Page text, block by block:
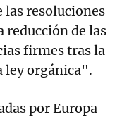
resoluciones
reducción de las
firmes tras la
ley orgánica".
por Europa